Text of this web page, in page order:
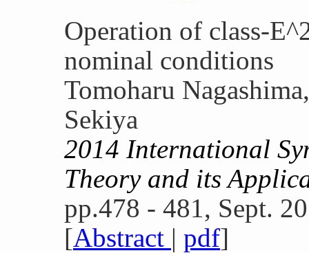
Operation of class-
nominal conditions
Tomoharu
Sekiya
2014 International
Theory and its
pp.478 - 481, Sept.
[Abstract | pdf]